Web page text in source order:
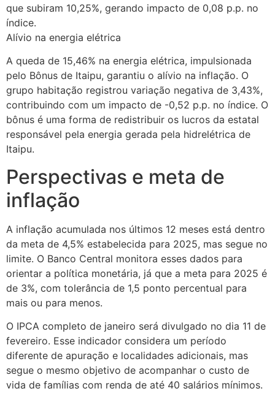
que subiram 10,25%, gerando impacto de 0,08 p.p. no
índice.
Alívio na energia elétrica
A queda de 15,46% na energia elétrica, impulsionada
pelo Bônus de Itaipu, garantiu o alívio na inflação. O
grupo habitação registrou variação negativa de 3,43%,
contribuindo com um impacto de -0,52 p.p. no índice. O
bônus é uma forma de redistribuir os lucros da estatal
responsável pela energia gerada pela hidrelétrica de
Itaipu.
Perspectivas e meta de
inflação
A inflação acumulada nos últimos 12 meses está dentro
da meta de 4,5% estabelecida para 2025, mas segue no
limite. O Banco Central monitora esses dados para
orientar a política monetária, já que a meta para 2025 é
de 3%, com tolerância de 1,5 ponto percentual para
mais ou para menos.
O IPCA completo de janeiro será divulgado no dia 11 de
fevereiro. Esse indicador considera um período
diferente de apuração e localidades adicionais, mas
segue o mesmo objetivo de acompanhar o custo de
vida de famílias com renda de até 40 salários mínimos.